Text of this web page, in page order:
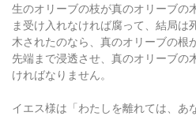
生のオリーブの枝が真のオリーブの
ま受け入れなければ腐って、結局は
木されたのなら、真のオリーブの根
先端まで浸透させ、真のオリーブの
ければなりません。
イエス様は「わたしを離れては、あ